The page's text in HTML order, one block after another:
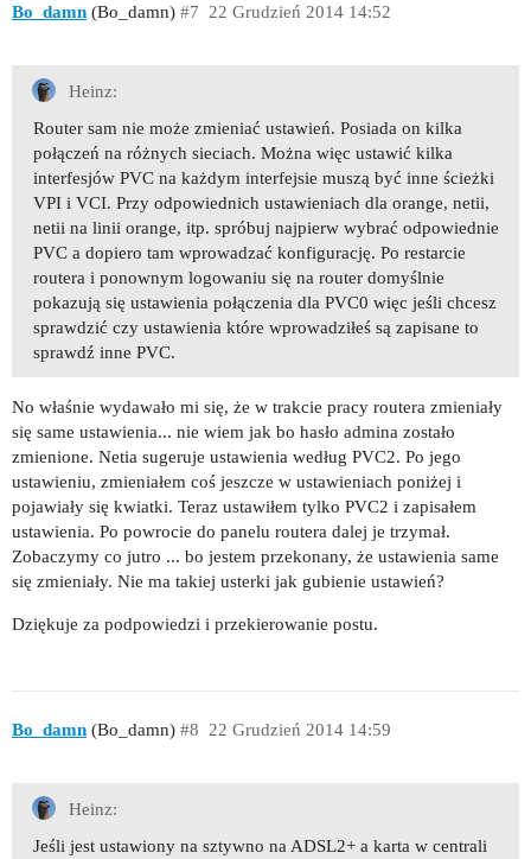
Bo_damn (Bo_damn) 22 Grudzień 2014 14:52
#7
Heinz:
Router sam nie może zmieniać ustawień. Posiada on kilka
połączeń na różnych sieciach. Można więc ustawić kilka
interfesjów PVC na każdym interfejsie muszą być inne ścieżki
VPI i VCI. Przy odpowiednich ustawieniach dla orange, netii,
netii na linii orange, itp. spróbuj najpierw wybrać odpowiednie
PVC a dopiero tam wprowadzać konfigurację. Po restarcie
routera i ponownym logowaniu się na router domyślnie
pokazują się ustawienia połączenia dla PVC0 więc jeśli chcesz
sprawdzić czy ustawienia które wprowadziłeś są zapisane to
sprawdź inne PVC.
No właśnie wydawało mi się, że w trakcie pracy routera zmieniały
się same ustawienia... nie wiem jak bo hasło admina zostało
zmienione. Netia sugeruje ustawienia według PVC2. Po jego
ustawieniu, zmieniałem coś jeszcze w ustawieniach poniżej i
pojawiały się kwiatki. Teraz ustawiłem tylko PVC2 i zapisałem
ustawienia. Po powrocie do panelu routera dalej je trzymał.
Zobaczymy co jutro ... bo jestem przekonany, że ustawienia same
się zmieniały. Nie ma takiej usterki jak gubienie ustawień?
Dziękuje za podpowiedzi i przekierowanie postu.
Bo_damn (Bo_damn) 22 Grudzień 2014 14:59
#8
Heinz:
Jeśli jest ustawiony na sztywno na ADSL2+ a karta w centrali